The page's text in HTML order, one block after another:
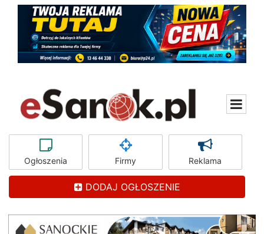
Ogłoszenia Firmy Reklama
DODAJ OGŁOSZENIE